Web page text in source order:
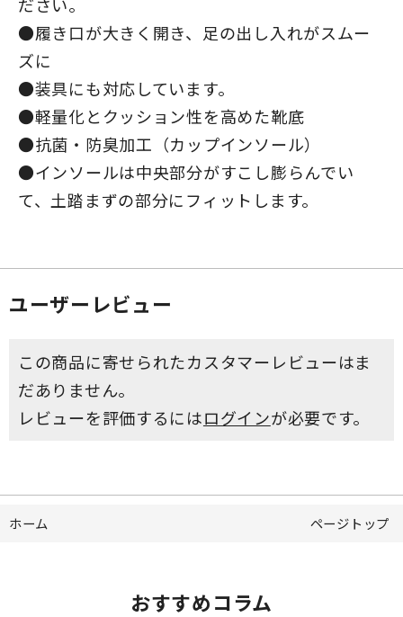
●履き口が大きく開き、足の出し入れがスムー
ズに
●装具にも対応しています。
●軽量化とクッション性を高めた靴底
●抗菌・防臭加工（カップインソール）
●インソールは中央部分がすこし膨らんでい
て、土踏まずの部分にフィットします。
ユーザーレビュー
この商品に寄せられたカスタマーレビューはま
だありません。
レビューを評価するにはログインが必要です。
ホーム ページトップ
おすすめコラム